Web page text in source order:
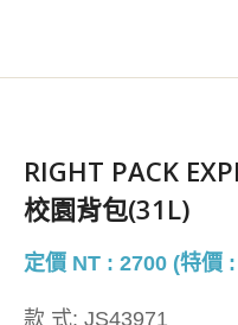
RIGHT PACK
校園背包(31L)
定價 NT : 2700 (特價
款 式: JS43971